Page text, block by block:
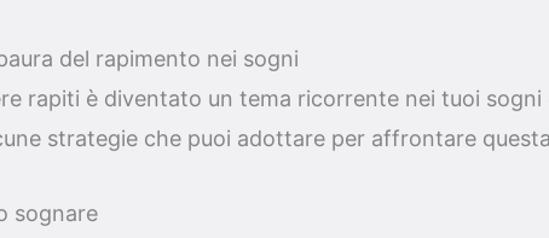
del rapimento nei sogni
rapiti è diventato un tema ricorrente nei tuoi sogni
strategie che puoi adottare per affrontare
sognare